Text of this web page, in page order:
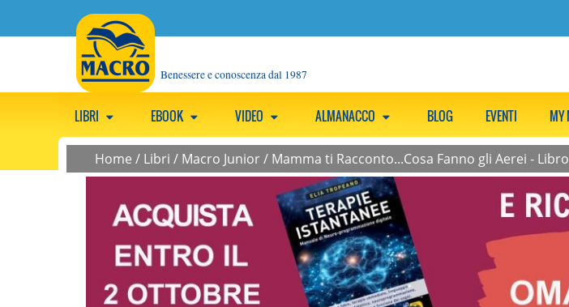
Benessere e conoscenza dal 1987
LIBRI EBOOK VIDEO ALMANACCO BLOG EVENTI MY
Home / Libri / Macro Junior/ Mamma ti Racconto...Cosa Fanno gli Aerei - Libro